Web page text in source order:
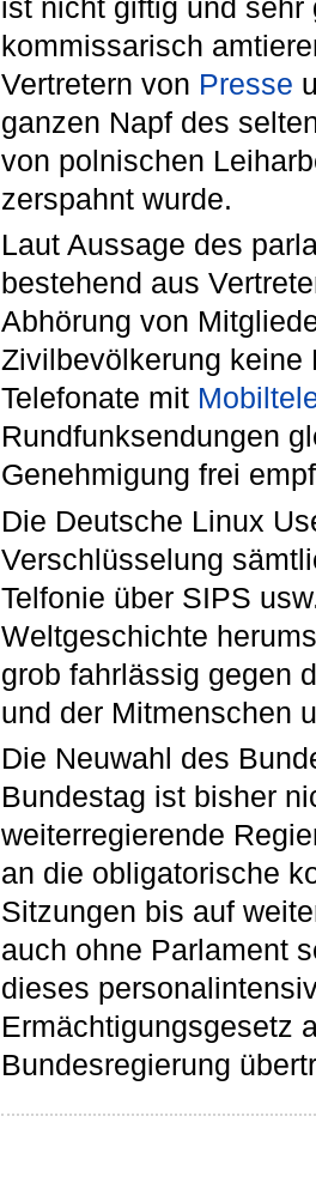
ist nicht giftig und sehr
kommissarisch
Vertretern von Presse
ganzen Napf des
von polnischen
zerspahnt wurde.
Laut Aussage des
bestehend aus
Abhörung von
Zivilbevölkerung keine
Telefonate mit
Rundfunksendungen
Genehmigung frei
Die Deutsche Linux
Verschlüsselung
Telfonie über SIPS
Weltgeschichte
grob fahrlässig gegen
und der Mitmenschen
Die Neuwahl des
Bundestag ist bisher
weiterregierende
an die obligatorische
Sitzungen bis auf
auch ohne Parlament
dieses
Ermächtigungsgesetz
Bundesregierung